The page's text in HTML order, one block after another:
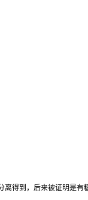
离得到，后来被证明是